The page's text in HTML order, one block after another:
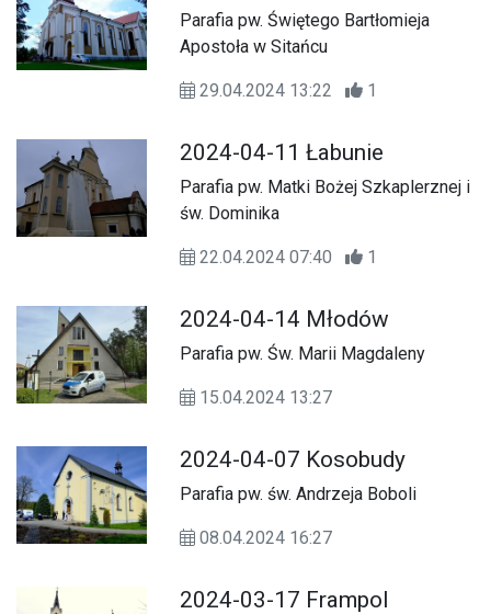
Parafia pw. Świętego Bartłomieja
Apostoła w Sitańcu
29.04.2024 13:22 1
2024-04-11 Łabunie
Parafia pw. Matki Bożej Szkaplerznej i
św. Dominika
22.04.2024 07:40 1
2024-04-14 Młodów
Parafia pw. Św. Marii Magdaleny
15.04.2024 13:27
2024-04-07 Kosobudy
Parafia pw. św. Andrzeja Boboli
08.04.2024 16:27
2024-03-17 Frampol